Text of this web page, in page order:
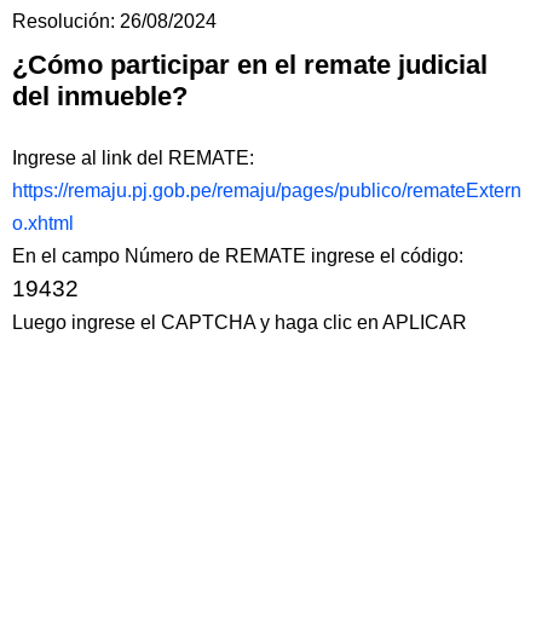
Resolución: 26/08/2024
¿Cómo participar en el remate judicial
del inmueble?
Ingrese al link del REMATE:
https://remaju.pj.gob.pe/remaju/pages/publico/remateExtern
o.xhtml
En el campo Número de REMATE ingrese el código:
19432
Luego ingrese el CAPTCHA y haga clic en APLICAR